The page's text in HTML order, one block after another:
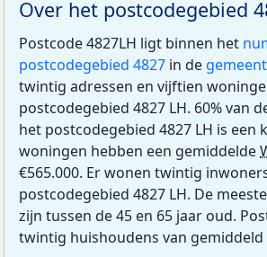
Over het postcodegebied
Postcode 4827LH ligt binnen het
postcodegebied 4827 in de
twintig adressen en vijftien
postcodegebied 4827 LH. 60% van
het postcodegebied 4827 LH is een
woningen hebben een gemiddelde
€565.000. Er wonen twintig
postcodegebied 4827 LH. De
zijn tussen de 45 en 65 jaar oud.
twintig huishoudens van gemiddeld